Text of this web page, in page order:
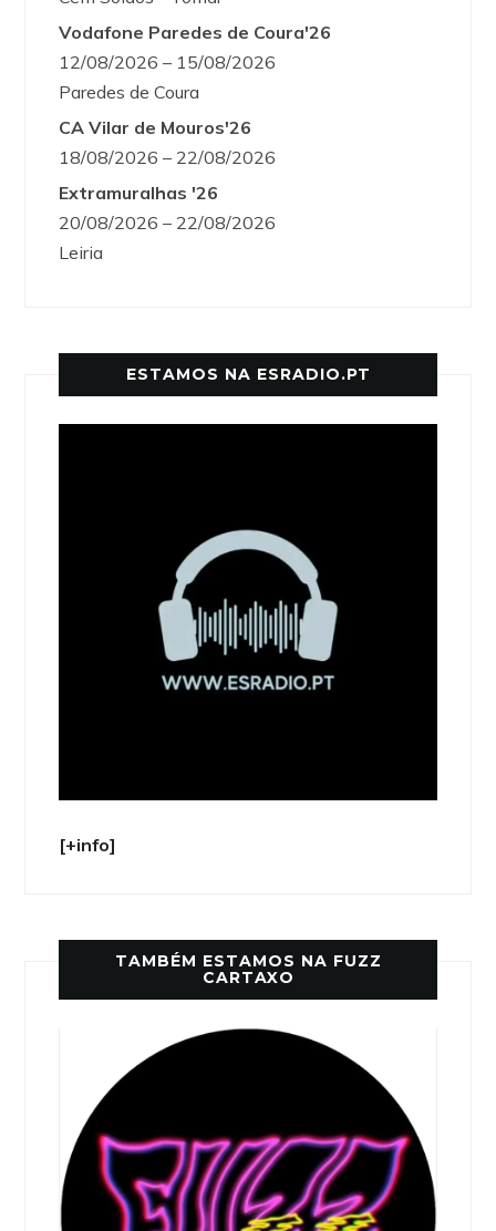
Vodafone Paredes de Coura'26
12/08/2026 – 15/08/2026
Paredes de Coura
CA Vilar de Mouros'26
18/08/2026 – 22/08/2026
Extramuralhas '26
20/08/2026 – 22/08/2026
Leiria
ESTAMOS NA ESRADIO.PT
[+info]
TAMBÉM ESTAMOS NA FUZZ
CARTAXO